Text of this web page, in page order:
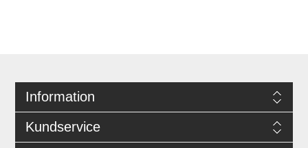
Information
Kundservice